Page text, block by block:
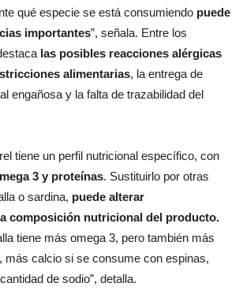
qué especie se está consumiendo puede
importantes”, señala. Entre los
las posibles reacciones alérgicas
alimentarias, la entrega de
engañosa y la falta de trazabilidad del
tiene un perfil nutricional específico, con
3 y proteínas. Sustituirlo por otras
o sardina, puede alterar
composición nutricional del producto.
tiene más omega 3, pero también más
más calcio si se consume con espinas,
de sodio”, detalla.